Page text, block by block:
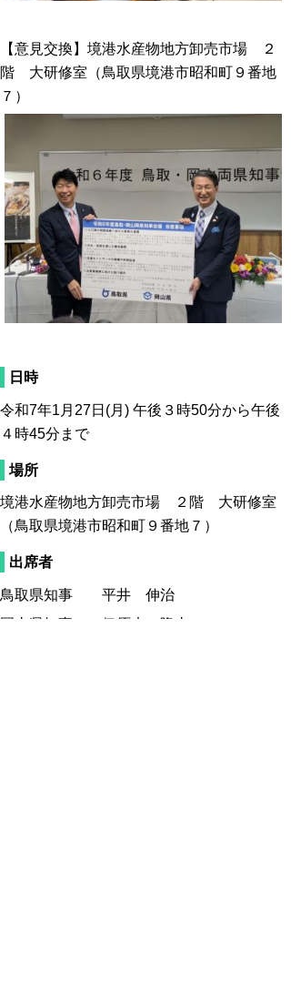
【意見交換】境港水産物地方卸売市場 ２
階 大研修室（鳥取県境港市昭和町９番地
７）
日時
令和7年1月27日(月) 午後３時50分から午後
４時45分まで
場所
境港水産物地方卸売市場 ２階 大研修室
（鳥取県境港市昭和町９番地７）
出席者
鳥取県知事 平井 伸治
岡山県知事 伊原木 隆太